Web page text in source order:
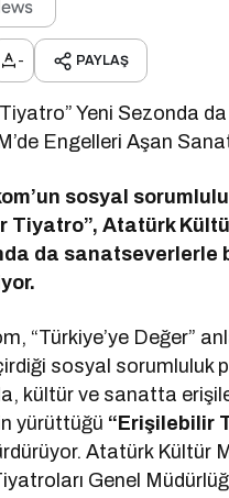
- PAYLAŞ
Yeni Sezonda
Engelleri Aşan
sosyal
Tiyatro”, Atatürk
da sanatseverlerle
“Türkiye’ye Değer”
sosyal sorumluluk
kültür ve sanatta
yürüttüğü “Erişilebilir
Atatürk Kültür
Genel